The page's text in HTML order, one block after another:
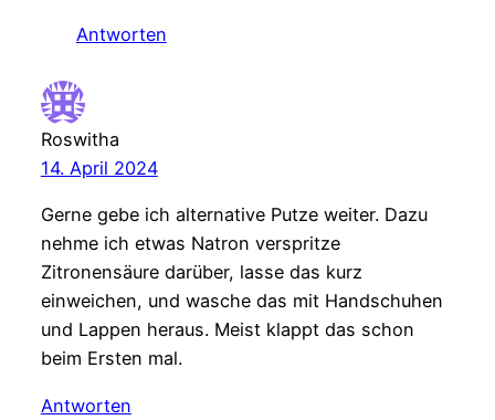
Antworten
Roswitha
14. April 2024
Gerne gebe ich alternative Putze weiter. Dazu
nehme ich etwas Natron verspritze
Zitronensäure darüber, lasse das kurz
einweichen, und wasche das mit Handschuhen
und Lappen heraus. Meist klappt das schon
beim Ersten mal.
Antworten